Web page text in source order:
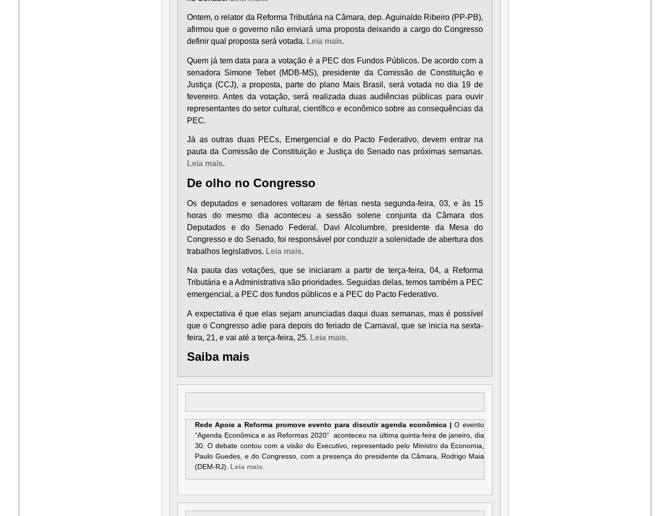
Ontem, o relator da Reforma Tributária na Câmara, dep. Aguinaldo Ribeiro (PP-PB),
afirmou que o governo não enviará uma proposta deixando a cargo do Congresso
definir qual proposta será votada. Leia mais.
Quem já tem data para a votação é a PEC dos Fundos Públicos. De acordo com a
senadora Simone Tebet (MDB-MS), presidente da Comissão de Constituição e
Justiça (CCJ), a proposta, parte do plano Mais Brasil, será votada no dia 19 de
fevereiro. Antes da votação, será realizada duas audiências públicas para ouvir
representantes do setor cultural, científico e econômico sobre as consequências da
PEC.
Já as outras duas PECs, Emergencial e do Pacto Federativo, devem entrar na
pauta da Comissão de Constituição e Justiça do Senado nas próximas semanas.
Leia mais.
De olho no Congresso
Os deputados e senadores voltaram de férias nesta segunda-feira, 03, e às 15
horas do mesmo dia aconteceu a sessão solene conjunta da Câmara dos
Deputados e do Senado Federal. Davi Alcolumbre, presidente da Mesa do
Congresso e do Senado, foi responsável por conduzir a solenidade de abertura dos
trabalhos legislativos. Leia mais.
Na pauta das votações, que se iniciaram a partir de terça-feira, 04, a Reforma
Tributária e a Administrativa são prioridades. Seguidas delas, temos também a PEC
emergencial, a PEC dos fundos públicos e a PEC do Pacto Federativo.
A expectativa é que elas sejam anunciadas daqui duas semanas, mas é possível
que o Congresso adie para depois do feriado de Carnaval, que se inicia na sexta-
feira, 21, e vai até a terça-feira, 25. Leia mais.
Saiba mais
Rede Apoie a Reforma promove evento para discutir agenda econômica |O evento
“Agenda Econômica e as Reformas 2020” aconteceu na última quinta-feira de janeiro, dia
30. O debate contou com a visão do Executivo, representado pelo Ministro da Economia,
Paulo Guedes, e do Congresso, com a presença do presidente da Câmara, Rodrigo Maia
(DEM-RJ). Leia mais